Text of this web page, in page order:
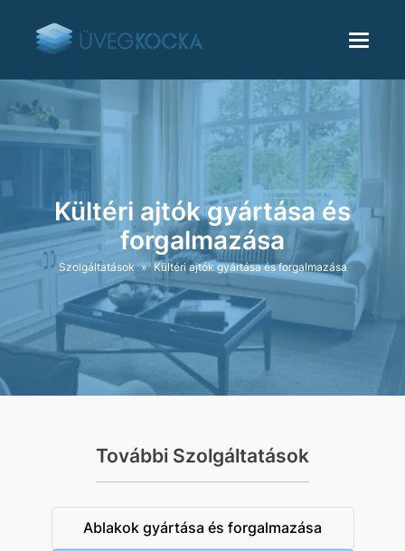
Kültéri ajtók gyártása és
forgalmazása
Szolgáltatások » Kültéri ajtók gyártása és forgalmazása
További Szolgáltatások
Ablakok gyártása és forgalmazása